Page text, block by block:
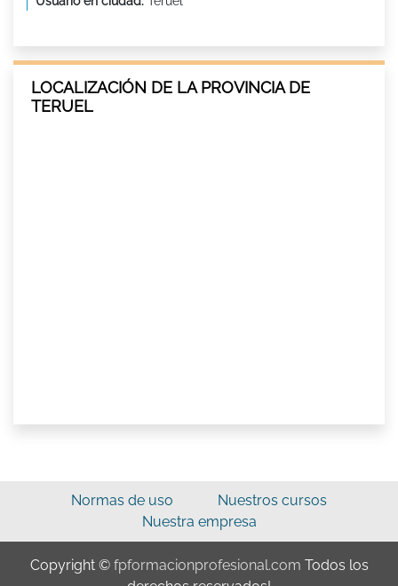
LOCALIZACIÓN DE LA PROVINCIA DE
TERUEL
Normas de uso
Nuestros cursos
Nuestra empresa
Copyright © fpformacionprofesional.com Todos los